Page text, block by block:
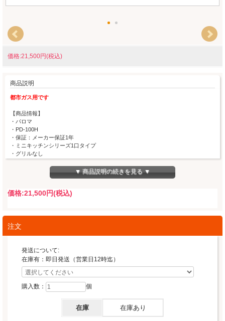
価格:21,500円(税込)
商品説明
都市ガス用です
【商品情報】
・パロマ
・PD-100H
・保証：メーカー保証1年
・ミニキッチンシリーズ1口タイプ
・グリルなし
・ボルト固定タイプ
・対応天板開口部形状穴は本体スペーサー位置の変更により
※スライド画像2枚目参照
立ち消え安全装置、調理油過熱防止装置、消し忘れ機能、焦げ付き消火機能
調理油過熱防止機能、操作つまみ戻し忘れお知らせ機能、自動保持点火
▼ 商品説明の続きを見る ▼
価格:21,500円(税込)
注文
発送について:
在庫有：即日発送（営業日12時迄）
購入数： 個
在庫 在庫あり